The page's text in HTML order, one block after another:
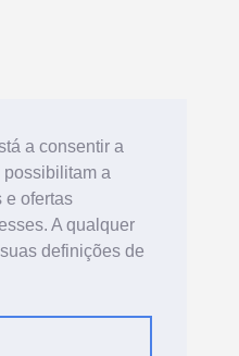
a consentir a
a
e ofertas
A qualquer
definições de